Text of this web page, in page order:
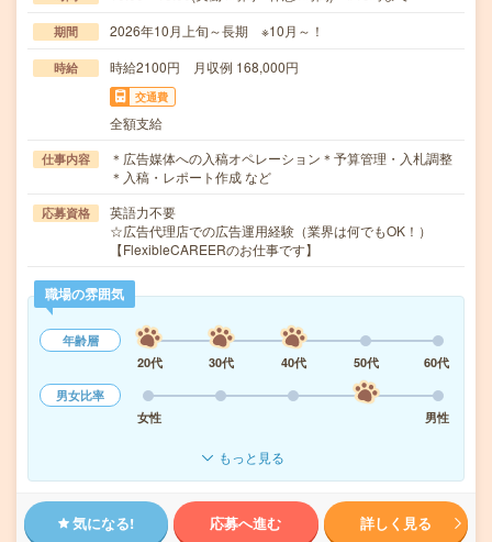
期間 2026年10月上旬～長期 ※10月～！
時給 時給2100円 月収例 168,000円
交通費
全額支給
仕事内容
＊広告媒体への入稿オペレーション＊予算管理・入札調整
＊入稿・レポート作成 など
応募資格
英語力不要
☆広告代理店での広告運用経験（業界は何でもOK！）
【FlexibleCAREERのお仕事です】
職場の雰囲気
年齢層
20代
30代 40代 50代
60代
男女比率
女性
男性
もっと見る
気になる! 応募へ進む 詳しく見る